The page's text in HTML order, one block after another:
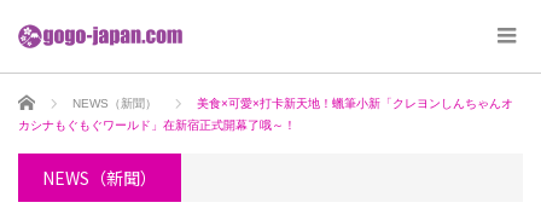
ホーム NEWS（新聞）
美食×可愛×打卡新天地！蠟筆小新「クレヨンしんちゃんオ
カシナもぐもぐワールド」在新宿正式開幕了哦～！
NEWS（新聞）